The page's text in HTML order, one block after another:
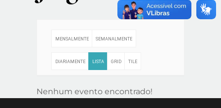
MENSALMENTE SEMANALMENTE
DIARIAMENTE LISTA GRID TILE
Nenhum evento encontrado!